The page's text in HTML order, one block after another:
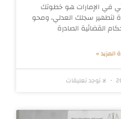
في الإمارات هو خطوتك
لتطهير سجلك العدلي، ومحو
القضائية الصادرة
المزيد »
لا توجد تعليقات